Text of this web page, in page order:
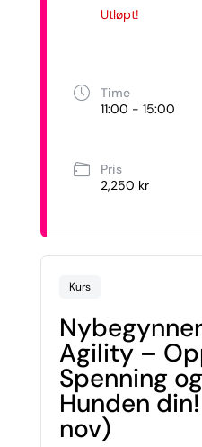
Utløpt!
Time
11:00 - 15:00
Pris
2,250 kr
Kurs
Agility –
Spenning
Hunden
nov)